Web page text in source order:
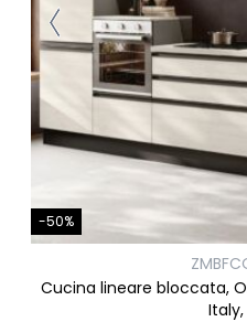
-50%
Cucina lineare bloccata,
Italy,